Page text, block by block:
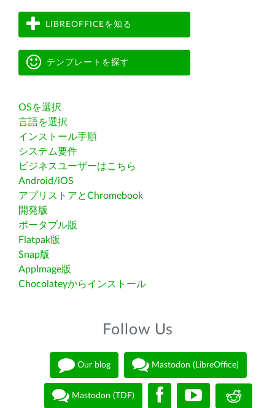
LIBREOFFICEを知る
テンプレートを探す
OSを選択
言語を選択
インストール手順
システム要件
ビジネスユーザーはこちら
Android/iOS
アプリストアとChromebook
開発版
ポータブル版
Flatpak版
Snap版
AppImage版
Chocolateyからインストール
Follow Us
Our blog Mastodon (LibreOffice)
Mastodon (TDF)